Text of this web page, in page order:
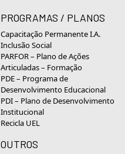
PROGRAMAS / PLANOS
Capacitação Permanente I.A.
Inclusão Social
PARFOR – Plano de Ações
Articuladas – Formação
PDE – Programa de
Desenvolvimento Educacional
PDI – Plano de Desenvolvimento
Institucional
Recicla UEL
OUTROS